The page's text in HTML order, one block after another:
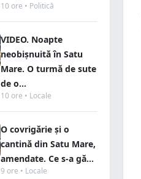
10 ore • Politică
VIDEO. Noapte
neobișnuită în Satu
Mare. O turmă de sute
de o...
10 ore • Locale
O covrigărie și o
cantină din Satu Mare,
amendate. Ce s-a gă...
9 ore • Locale